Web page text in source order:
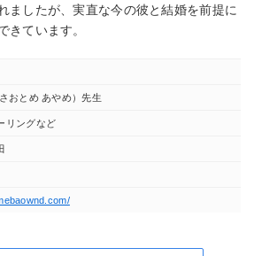
ましたが、実直な今の彼と結婚を前提に
きています。
おとめ あやめ）先生
リングなど